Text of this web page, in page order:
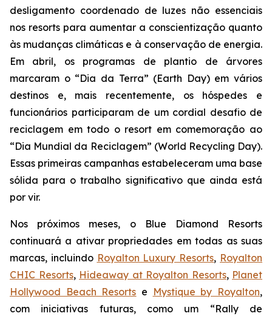
desligamento coordenado de luzes não essenciais
nos resorts para aumentar a conscientização quanto
às mudanças climáticas e à conservação de energia.
Em abril, os programas de plantio de árvores
marcaram o “Dia da Terra” (Earth Day) em vários
destinos e, mais recentemente, os hóspedes e
funcionários participaram de um cordial desafio de
reciclagem em todo o resort em comemoração ao
“Dia Mundial da Reciclagem” (World Recycling Day).
Essas primeiras campanhas estabeleceram uma base
sólida para o trabalho significativo que ainda está
por vir.
Nos próximos meses, o Blue Diamond Resorts
continuará a ativar propriedades em todas as suas
marcas, incluindo Royalton Luxury Resorts, Royalton
CHIC Resorts, Hideaway at Royalton Resorts, Planet
Hollywood Beach Resorts e Mystique by Royalton,
com iniciativas futuras, como um “Rally de